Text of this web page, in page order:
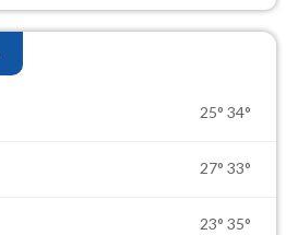
25° 34°
27° 33°
23° 35°